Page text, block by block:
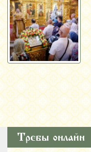
Требы онлайн